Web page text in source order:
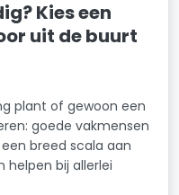
Kies een
uit de buurt
plant of gewoon een
goede vakmensen
breed scala aan
helpen bij allerlei